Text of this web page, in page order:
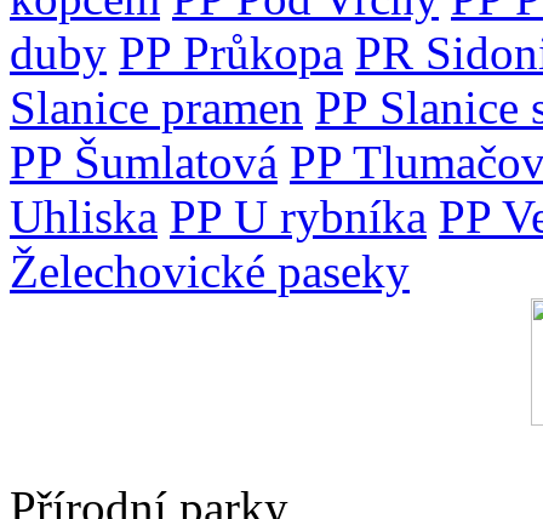
duby PP Průkopa PR
Slanice pramen PP Slanice
PP Šumlatová PP
Uhliska PP U rybníka PP
Želechovické paseky
Přírodní parky